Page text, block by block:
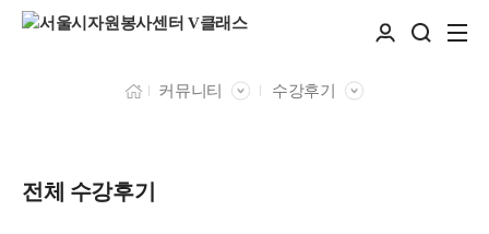
커뮤니티 수강후기
전체 수강후기